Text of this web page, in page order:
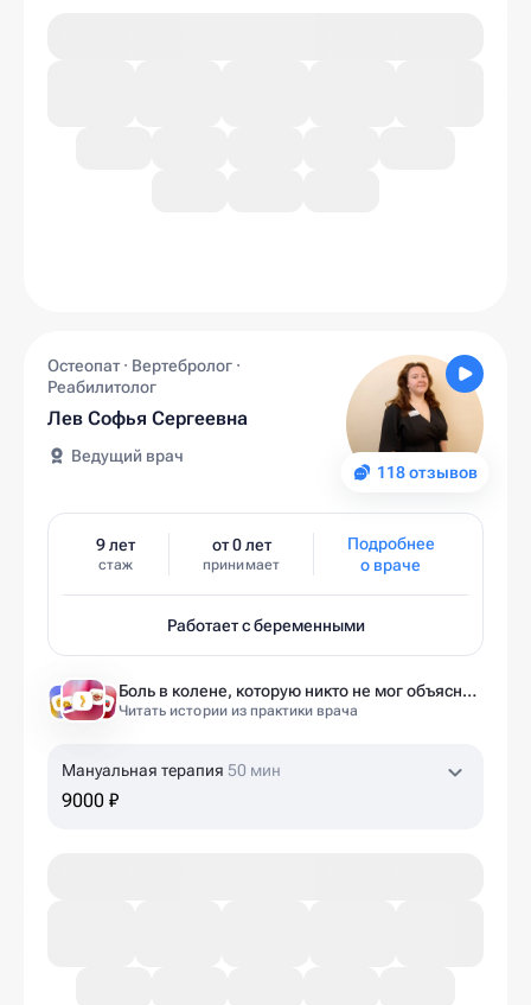
118 отзывов
Остеопат · Вертебролог ·
Реабилитолог
Лев Софья Сергеевна
Ведущий врач
9 лет
стаж
от 0 лет
принимает
Подробнее
о враче
Работает с беременными
Боль в колене, которую никто не мог объяснить
Читать истории из практики врача
Мануальная терапия 50 мин
9000 ₽